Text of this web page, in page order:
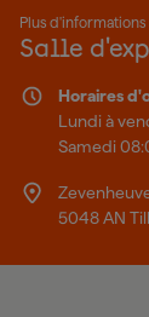
Plus d'informations
Salle
Horaires
Lundi à
Samedi
5048 AN